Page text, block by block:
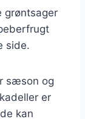
grøntsager
side.
sæson og
er
kan